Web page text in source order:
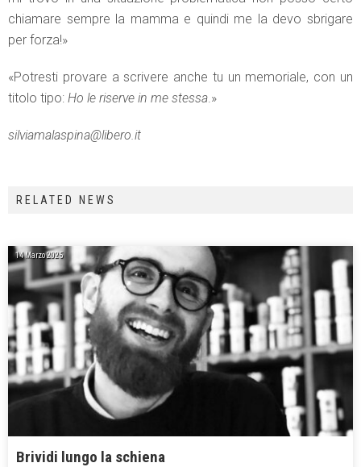
chiamare sempre la mamma e quindi me la devo sbrigare
per forza!»
«Potresti provare a scrivere anche tu un memoriale, con un
titolo tipo: Ho le riserve in me stessa.»
silviamalaspina@libero.it
RELATED NEWS
14 Marzo 2025
Brividi lungo la schiena